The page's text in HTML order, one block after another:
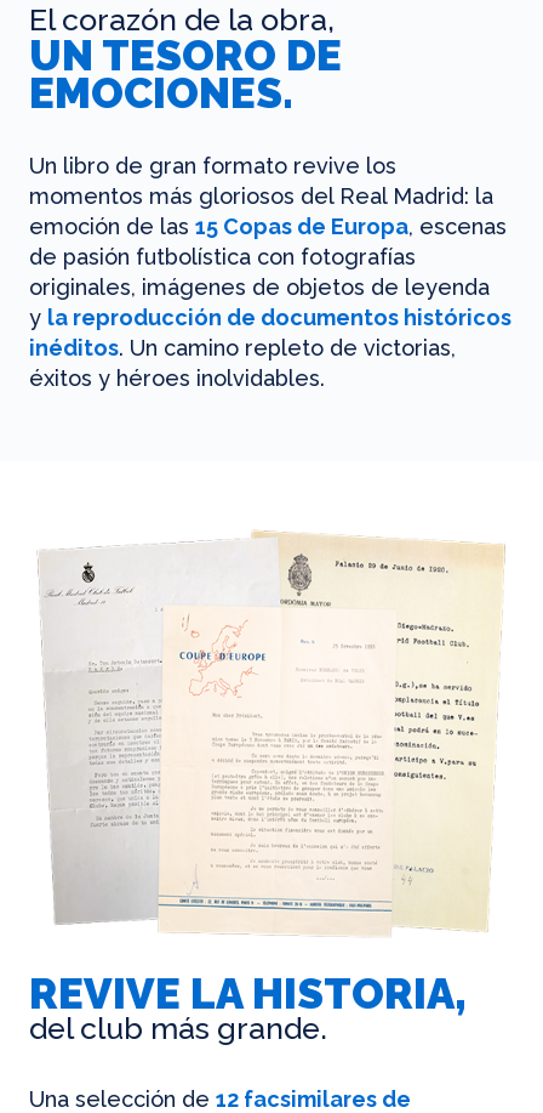
El corazón de la obra,
UN TESORO DE
EMOCIONES.
Un libro de gran formato revive los
momentos más gloriosos del Real Madrid: la
emoción de las 15 Copas de Europa, escenas
de pasión futbolística con fotografías
originales, imágenes de objetos de leyenda
y la reproducción de documentos históricos
inéditos. Un camino repleto de victorias,
éxitos y héroes inolvidables.
REVIVE LA HISTORIA,
del club más grande.
Una selección de 12 facsimilares de